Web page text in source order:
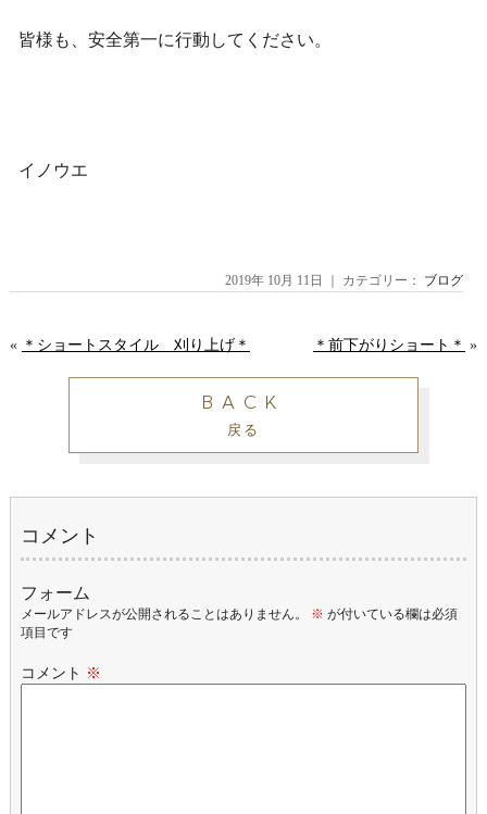
皆様も、安全第一に行動してください。
イノウエ
2019年 10月 11日 ｜ カテゴリー： ブログ
« ＊ショートスタイル 刈り上げ＊ ＊前下がりショート＊ »
BACK
戻る
コメント
フォーム
メールアドレスが公開されることはありません。 ※ が付いている欄は必須
項目です
コメント ※